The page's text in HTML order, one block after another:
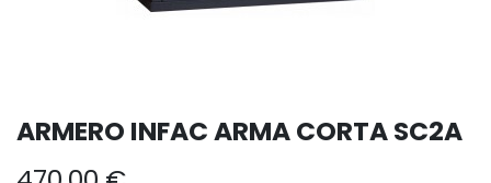
ARMERO INFAC ARMA CORTA SC2A